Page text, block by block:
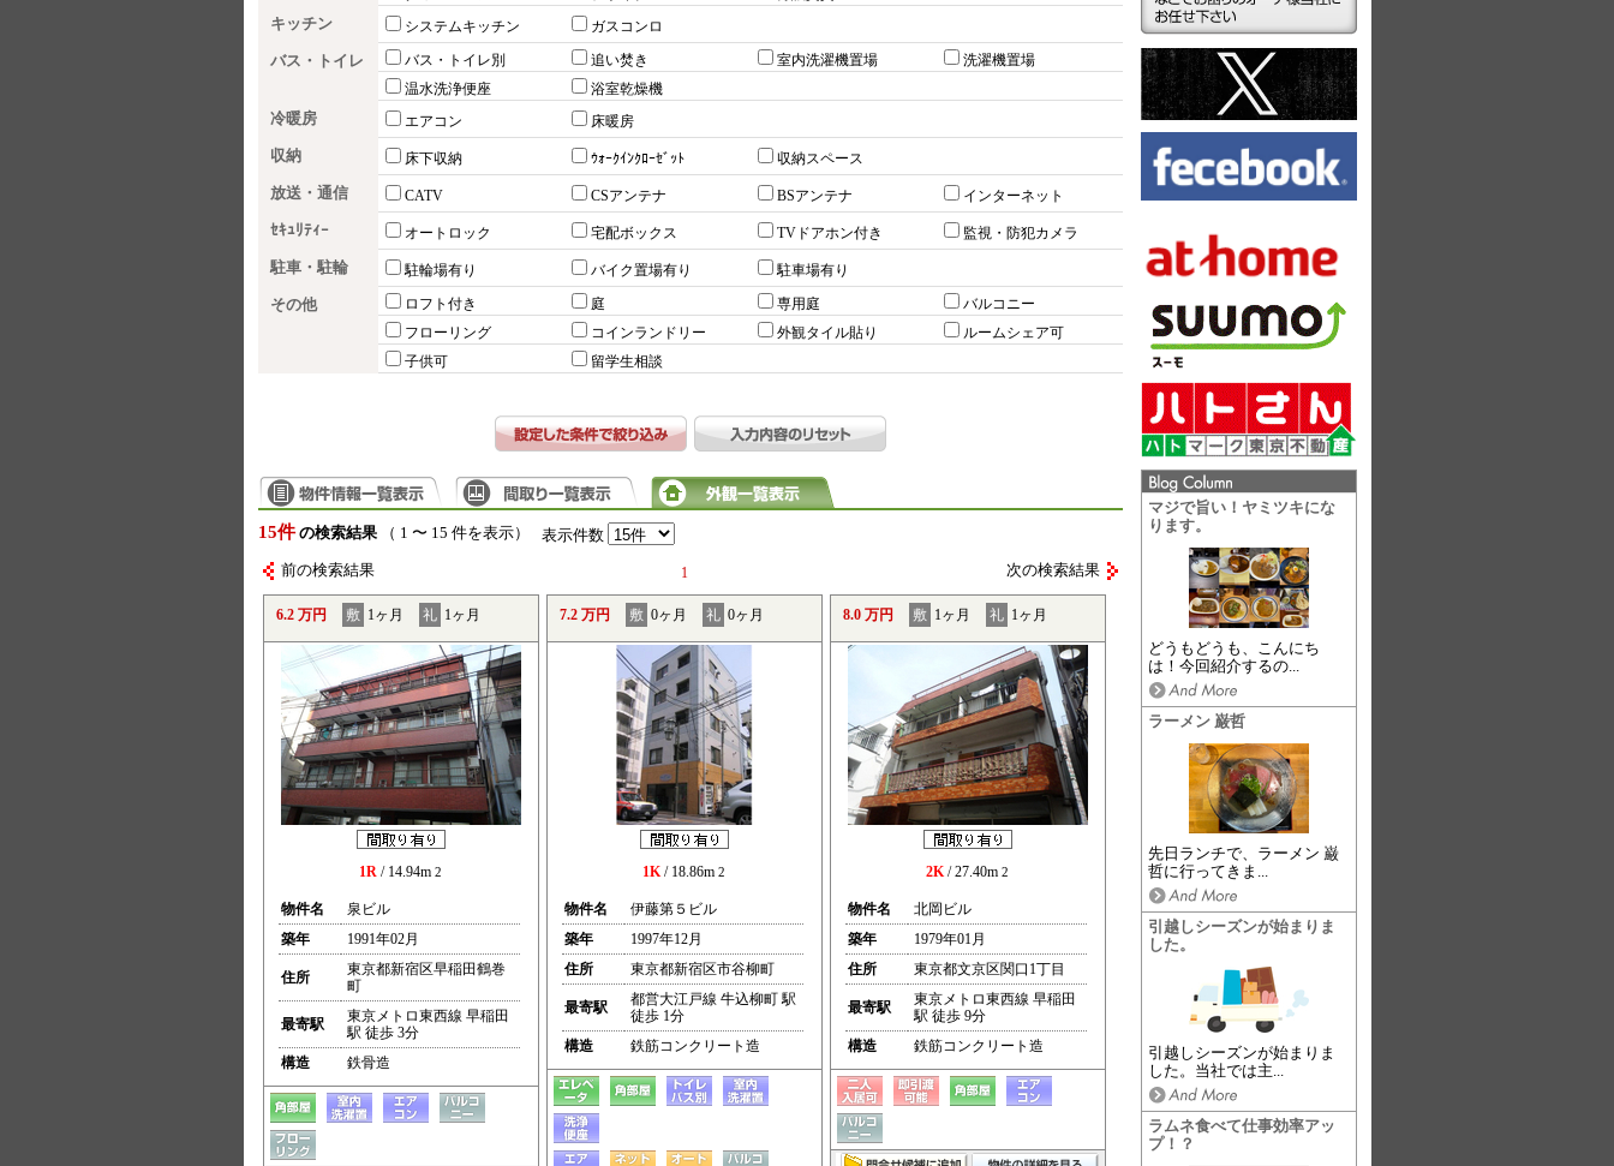
マジで旨い！ヤミツキにな
ります。
どうもどうも、こんにち
は！今回紹介するの...
ラーメン 巌哲
先日ランチで、ラーメン 巌
哲に行ってきま...
引越しシーズンが始まりま
した。
引越しシーズンが始まりま
した。当社では主...
ラムネ食べて仕事効率アッ
プ！？
キッチン システムキッチン ガスコンロ
バス・トイレ バス・トイレ別 追い焚き 室内洗濯機置場
洗濯機置場
温水洗浄便座
浴室乾燥機
冷暖房 エアコン 床暖房
収納 床下収納 ｳｫｰｸｲﾝｸﾛｰｾﾞｯﾄ 収納スペース
放送・通信 CATV CSアンテナ BSアンテナ インターネット
ｾｷｭﾘﾃｨｰ オートロック 宅配ボックス TVドアホン付き 監視・防犯カメラ
駐車・駐輪 駐輪場有り バイク置場有り 駐車場有り
その他 ロフト付き 庭 専用庭
バルコニー
フローリング
コインランドリー 外観タイル貼り
ルームシェア可
子供可
留学生相談
15件 の検索結果（ 1 〜 15 件を表示） 表示件数
前の検索結果 1 次の検索結果
6.2 万円 敷 1ヶ月 礼 1ヶ月
1R / 14.94m 2
物件名
泉ビル
築年
1991年02月
住所
東京都新宿区早稲田鶴巻
町
最寄駅
東京メトロ東西線 早稲田
駅 徒歩 3分
構造
鉄骨造
7.2 万円 敷 0ヶ月 礼 0ヶ月
1K/ 18.86m 2
物件名
伊藤第５ビル
築年
1997年12月
住所
東京都新宿区市谷柳町
最寄駅
都営大江戸線 牛込柳町 駅
徒歩 1分
構造
鉄筋コンクリート造
8.0 万円 敷 1ヶ月 礼 1ヶ月
2K/ 27.40m 2
物件名
北岡ビル
築年
1979年01月
住所
東京都文京区関口1丁目
最寄駅
東京メトロ東西線 早稲田
駅 徒歩 9分
構造
鉄筋コンクリート造